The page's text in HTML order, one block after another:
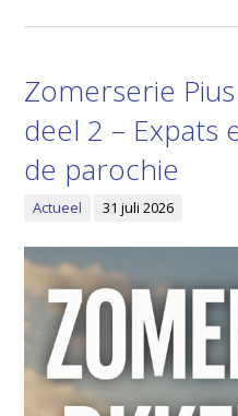
Zomerserie
deel 2 – Expats
de parochie
Actueel 31 juli 2026